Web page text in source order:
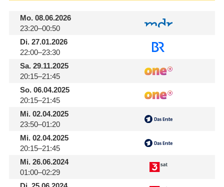
Mo.08.06.2026
23:20–00:50
Di.27.01.2026
22:00–23:30
Sa.29.11.2025
20:15–21:45
So.06.04.2025
20:15–21:45
Mi.02.04.2025
23:50–01:20
Mi.02.04.2025
20:15–21:45
Mi.26.06.2024
01:00–02:29